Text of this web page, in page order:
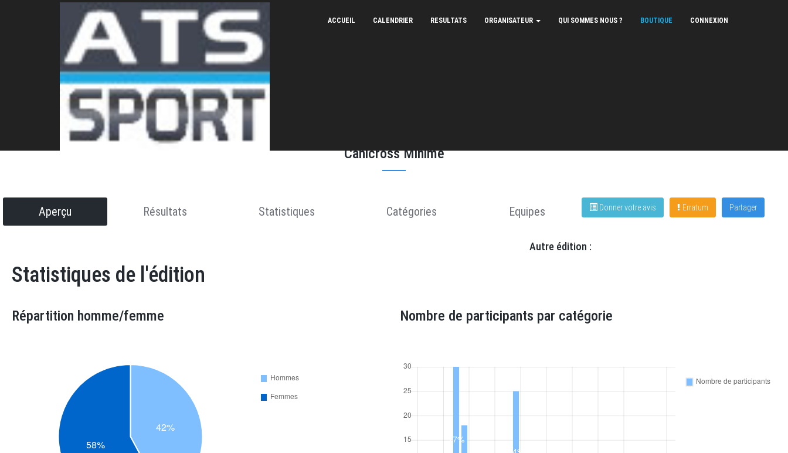
ACCUEIL CALENDRIER RESULTATS ORGANISATEUR QUI SOMMES NOUS ? BOUTIQUE CONNEXION
Canicross Minime
Partager
Erratum
Donner votre avis
Aperçu Résultats Statistiques Catégories Equipes
Autre édition :
Statistiques de l'édition
Répartition homme/femme Nombre de participants par catégorie